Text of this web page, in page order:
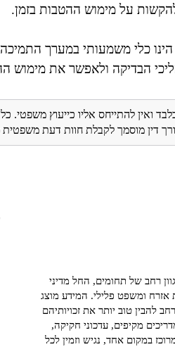
על מימוש ההטבות בזמן.
מס הכנסה הינו כלי משמעותי
הבדיקה ולאפשר את מימוש
ואין להתייחס אליו כייעוץ משפטי.
דין מוסמך לקבלת חוות דעת
רחב של תחומים, החל מדיני
אזרח ומשפט פלילי. המידע מוצג
להבין טוב יותר את זכויותיהם
מקיפים, עדכוני חקיקה,
במקום אחד, נגיש וזמין לכל